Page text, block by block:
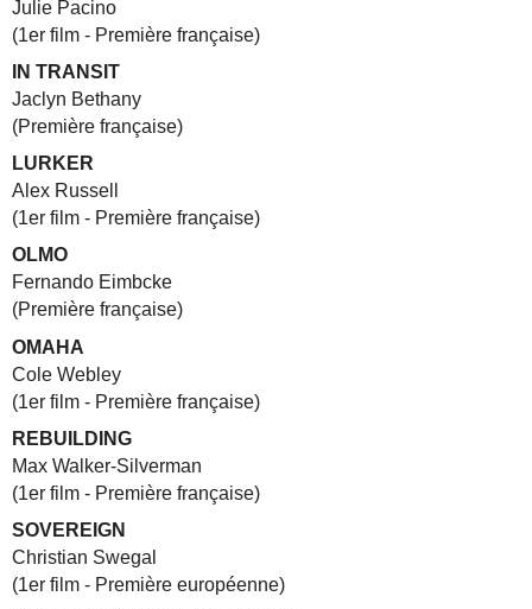
Julie Pacino
(1er film - Première française)
IN TRANSIT
Jaclyn Bethany
(Première française)
LURKER
Alex Russell
(1er film - Première française)
OLMO
Fernando Eimbcke
(Première française)
OMAHA
Cole Webley
(1er film - Première française)
REBUILDING
Max Walker-Silverman
(1er film - Première française)
SOVEREIGN
Christian Swegal
(1er film - Première européenne)